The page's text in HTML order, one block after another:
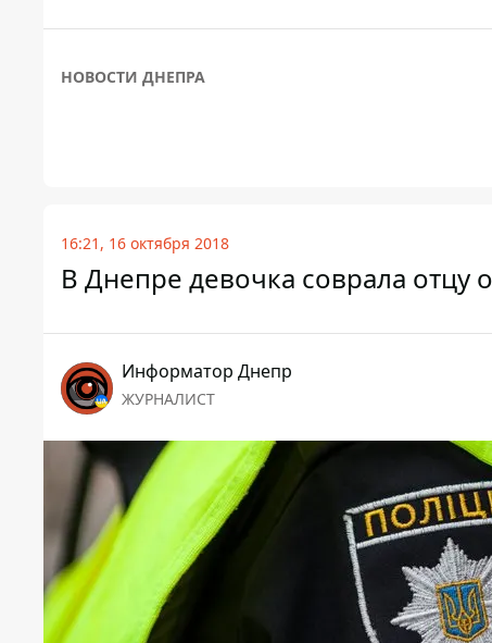
НОВОСТИ ДНЕПРА
16:21, 16 октября 2018
В Днепре девочка соврала отцу
Информатор Днепр
ЖУРНАЛИСТ